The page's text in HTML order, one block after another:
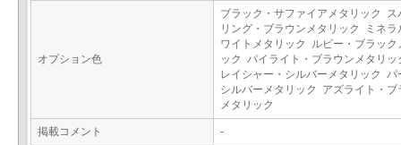
オプション色
ブラック・サファイアメタリック ス
リング・ブラウンメタリック ミネラ
ワイトメタリック ルビー・ブラック
ック パイライト・ブラウンメタリ
レイシャー・シルバーメタリック パ
シルバーメタリック アズライト・ブ
メタリック
掲載コメント -